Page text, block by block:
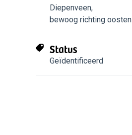
Diepenveen,
bewoog richting oosten
Status
Geïdentificeerd